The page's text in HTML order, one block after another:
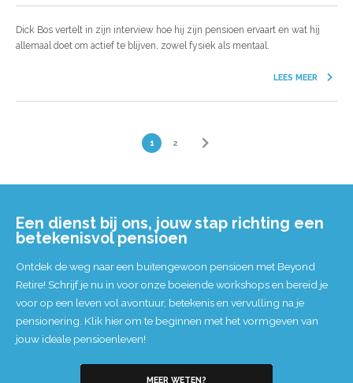
Dick Bos vertelt in zijn interview hoe hij zijn pensioen ervaart en wat hij
allemaal doet om actief te blijven, zowel fysiek als mentaal.
LEES MEER
1 2
Een dienst bij ons, jouw stap richting een
betekenisvol pensioen
Ontdek de weg naar een buitengewoon pensioen met Beyond
Retire! Schrijf je nu in voor onze boeiende workshops en bereid je
voor op een leven vol avontuur, betekenis en vervulling na je
pensionering. Klik hier om te beginnen met het vormgeven van
jouw ideale pensioenleven!
MEER WETEN?